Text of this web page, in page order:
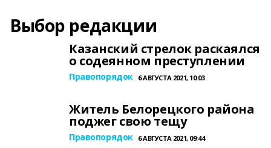
Выбор редакции
Казанский стрелок раскаялся
о содеянном преступлении
Правопорядок 6 АВГУСТА 2021, 10:03
Житель Белорецкого района
поджег свою тещу
Правопорядок 6 АВГУСТА 2021, 09:44